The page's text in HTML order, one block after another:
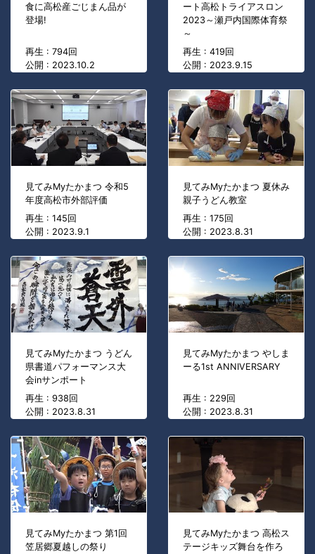
食に高松産ごじまん品が
登場!
再生 : 794回
公開 : 2023.10.2
ート高松トライアスロン
2023～瀬戸内国際体育祭
～
再生 : 419回
公開 : 2023.9.15
見てみMyたかまつ 令和5
年度高松市外部評価
再生 : 145回
公開 : 2023.9.1
見てみMyたかまつ 夏休み
親子うどん教室
再生 : 175回
公開 : 2023.8.31
見てみMyたかまつ うどん
県書道パフォーマンス大
会inサンポート
再生 : 938回
公開 : 2023.8.31
見てみMyたかまつ やしま
ーる1st ANNIVERSARY
再生 : 229回
公開 : 2023.8.31
見てみMyたかまつ 第1回
笠居郷夏越しの祭り
見てみMyたかまつ 高松ス
テージキッズ舞台を作ろ